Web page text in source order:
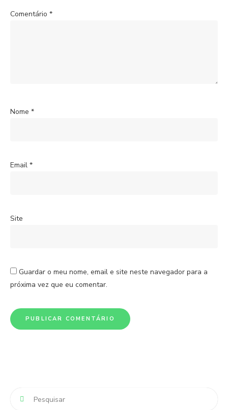
Comentário *
Nome *
Email *
Site
Guardar o meu nome, email e site neste navegador para a
próxima vez que eu comentar.